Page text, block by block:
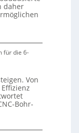
daher
für die 6-
Von
Bohr-